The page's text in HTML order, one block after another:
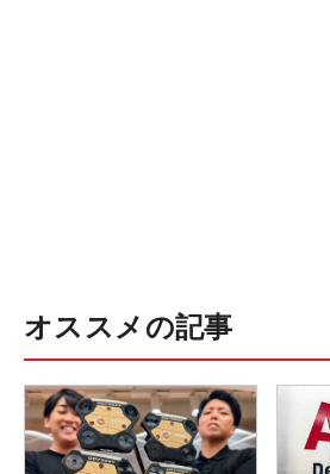
オススメの記事